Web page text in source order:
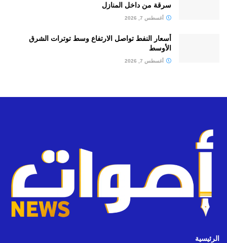
سرقة من داخل المنازل
أغسطس 7, 2026
أسعار النفط تواصل الارتفاع وسط توترات الشرق
الأوسط
أغسطس 7, 2026
الرئيسية